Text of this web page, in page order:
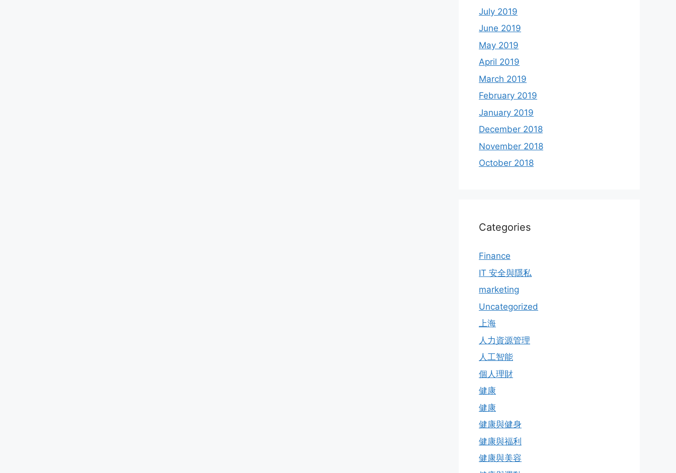
July 2019
June 2019
May 2019
April 2019
March 2019
February 2019
January 2019
December 2018
November 2018
October 2018
Categories
Finance
IT 安全與隱私
marketing
Uncategorized
上海
人力資源管理
人工智能
個人理財
健康
健康
健康與健身
健康與福利
健康與美容